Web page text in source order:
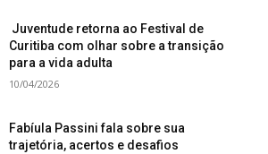
Juventude retorna ao Festival de
Curitiba com olhar sobre a transição
para a vida adulta
10/04/2026
Fabíula Passini fala sobre sua
trajetória, acertos e desafios